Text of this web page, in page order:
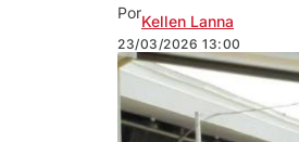
PorKellen Lanna
23/03/2026 13:00